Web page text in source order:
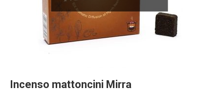
Incenso mattoncini Mirra